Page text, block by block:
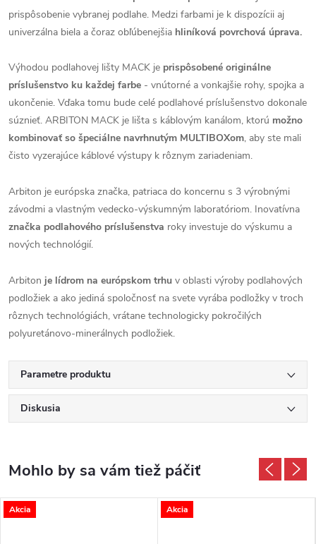
prispôsobenie vybranej podlahe. Medzi farbami je k dispozícii aj
univerzálna biela a čoraz obľúbenejšia hliníková povrchová úprava.
Výhodou podlahovej lišty MACK je prispôsobené originálne
príslušenstvo ku každej farbe - vnútorné a vonkajšie rohy, spojka a
ukončenie. Vďaka tomu bude celé podlahové príslušenstvo dokonale
súznieť. ARBITON MACK je lišta s káblovým kanálom, ktorú možno
kombinovať so špeciálne navrhnutým MULTIBOXom, aby ste mali
čisto vyzerajúce káblové výstupy k rôznym zariadeniam.
Arbiton je európska značka, patriaca do koncernu s 3 výrobnými
závodmi a vlastným vedecko-výskumným laboratóriom. Inovatívna
značka podlahového príslušenstva roky investuje do výskumu a
nových technológií.
Arbiton je lídrom na európskom trhu v oblasti výroby podlahových
podložiek a ako jediná spoločnosť na svete vyrába podložky v troch
rôznych technológiách, vrátane technologicky pokročilých
polyuretánovo-minerálnych podložiek.
Parametre produktu
Diskusia
Akcia Akcia